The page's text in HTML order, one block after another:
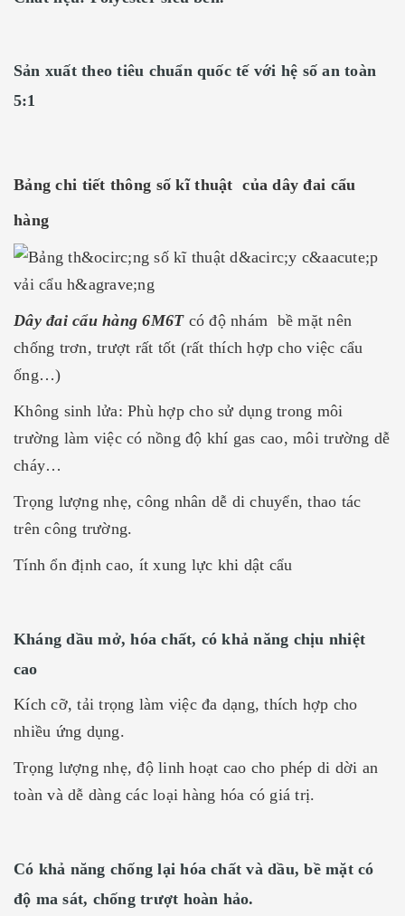
Sản xuất theo tiêu chuẩn quốc tế với hệ số an toàn
5:1
Bảng chi tiết thông số kĩ thuật của dây đai cẩu
hàng
Dây đai cẩu hàng 6M6Tcó độ nhám bề mặt nên
chống trơn, trượt rất tốt (rất thích hợp cho việc cẩu
ống…)
Không sinh lửa: Phù hợp cho sử dụng trong môi
trường làm việc có nồng độ khí gas cao, môi trường dễ
cháy…
Trọng lượng nhẹ, công nhân dễ di chuyển, thao tác
trên công trường.
Tính ổn định cao, ít xung lực khi dật cẩu
Kháng dầu mở, hóa chất, có khả năng chịu nhiệt
cao
Kích cỡ, tải trọng làm việc đa dạng, thích hợp cho
nhiều ứng dụng.
Trọng lượng nhẹ, độ linh hoạt cao cho phép di dời an
toàn và dễ dàng các loại hàng hóa có giá trị.
Có khả năng chống lại hóa chất và dầu, bề mặt có
độ ma sát, chống trượt hoàn hảo.